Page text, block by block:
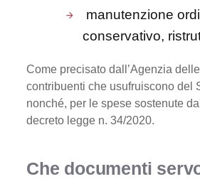
manutenzione
conservativo,
Come precisato dall’Agenzia
contribuenti che usufruiscono del
nonché, per le spese sostenute
decreto legge n. 34/2020.
Che documenti